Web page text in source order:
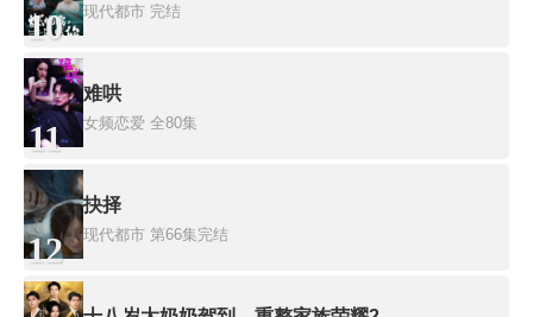
10 现代都市 完结
11
难哄
女频恋爱 全80集
12
抉择
现代都市 第66集完结